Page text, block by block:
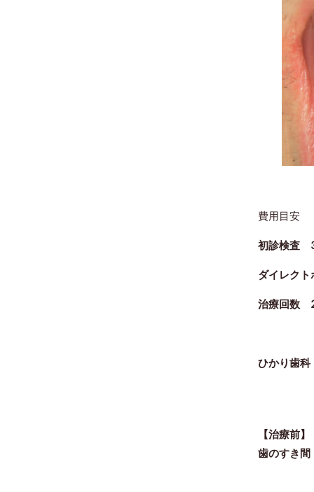
費用目安
初診検査
ダイレク
治療回数
ひかり歯
【治療前】
歯のすき間